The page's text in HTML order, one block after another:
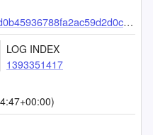
LOG INDEX
1393351417